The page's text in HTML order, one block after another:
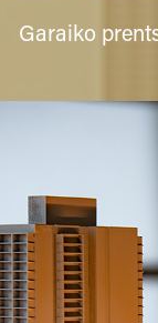
Garaiko